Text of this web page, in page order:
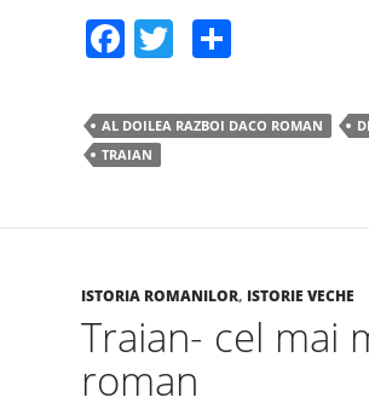
F
c
e
o
k
T
itt
er
ar
e
AL DOILEA RAZBOI DACO ROMAN
TRAIAN
ISTORIA ROMANILOR, ISTORIE VECHE
Traian- cel mai
roman